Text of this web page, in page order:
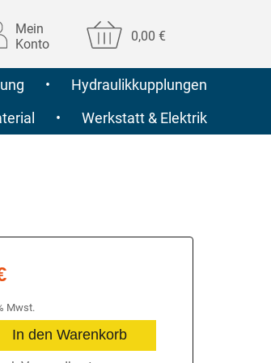
Mein
Konto
0,00 €
•
Hydraulikkupplungen
• Werkstatt & Elektrik
Mwst.